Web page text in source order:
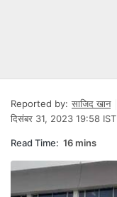
Reported by: साजिद खान
दिसंबर 31, 2023 19:58 IST
Read Time: 16 mins